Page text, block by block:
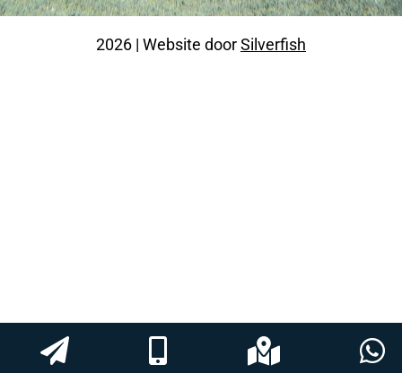
2026 | Website doorSilverfish